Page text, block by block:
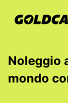
Noleggio
mondo